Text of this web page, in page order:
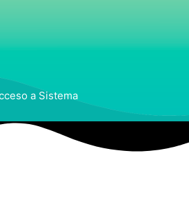
a Sistema